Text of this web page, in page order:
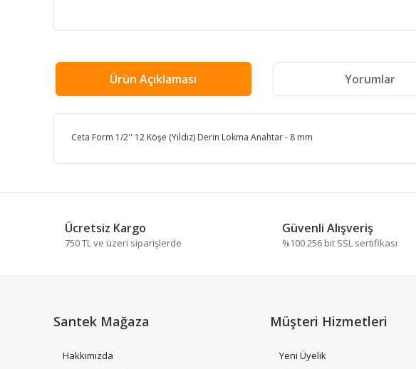
Ürün Açıklaması Yorumlar
Ceta Form 1/2'' 12 Köşe (Yıldız) Derin Lokma Anahtar - 8 mm
Ürün resmi kalitesiz, bozuk veya görüntülenemiyor.
Ürün bilgilerinde hatalar bulunuyor.
Bu ürüne benzer farklı alternatifler olmalı.
Ücretsiz Kargo
750 TL ve üzeri siparişlerde
Güvenli Alışveriş
%100 256 bit SSL sertifikası
Santek Mağaza
Hakkımızda
Müşteri Hizmetleri
Yeni Üyelik